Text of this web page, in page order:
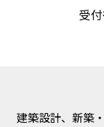
受
建築設計、新築